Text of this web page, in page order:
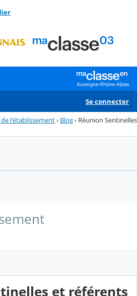
Se connecter
de l'établissement› Blog› Réunion Sentinelles
et référents